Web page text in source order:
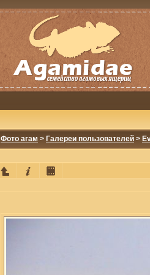
Фото агам > Галереи пользователей >